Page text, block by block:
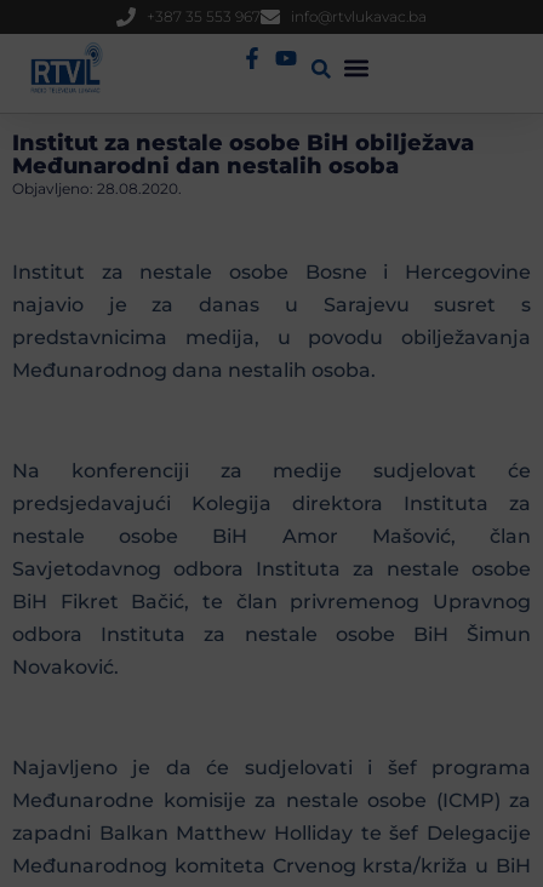
+387 35 553 967 info@rtvlukavac.ba
Institut za nestale osobe BiH obilježava
Međunarodni dan nestalih osoba
Objavljeno: 28.08.2020.
Institut za nestale osobe Bosne i Hercegovine
najavio je za danas u Sarajevu susret s
predstavnicima medija, u povodu obilježavanja
Međunarodnog dana nestalih osoba.
Na konferenciji za medije sudjelovat će
predsjedavajući Kolegija direktora Instituta za
nestale osobe BiH Amor Mašović, član
Savjetodavnog odbora Instituta za nestale osobe
BiH Fikret Bačić, te član privremenog Upravnog
odbora Instituta za nestale osobe BiH Šimun
Novaković.
Najavljeno je da će sudjelovati i šef programa
Međunarodne komisije za nestale osobe (ICMP) za
zapadni Balkan Matthew Holliday te šef Delegacije
Međunarodnog komiteta Crvenog krsta/križa u BiH